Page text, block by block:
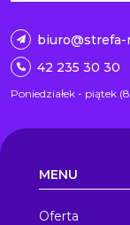
biuro@strefa-
42 235 30 30
Poniedziałek - piątek
MENU
Oferta